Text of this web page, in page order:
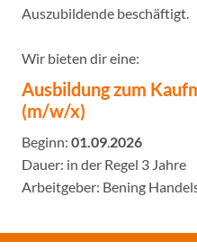
Auszubildende beschäftigt.
Wir bieten dir eine:
Ausbildung zum
(m/w/x)
Beginn: 01.09.2026
Dauer: in der Regel 3 Jahre
Arbeitgeber: Bening